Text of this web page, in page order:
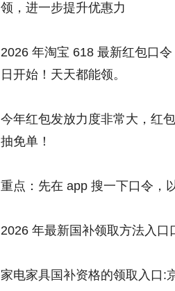
领，进一步提升优惠力
2026 年淘宝 618 最新红包口
日开始！天天都能领。
今年红包发放力度非常大，红
抽免单！
重点：先在 app 搜一下口令，
2026 年最新国补领取方法入口
家电家具国补资格的领取入口: